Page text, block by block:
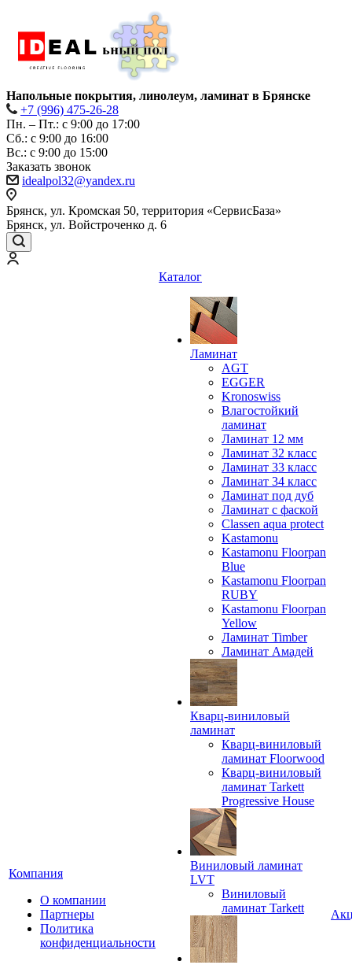
Напольные покрытия, линолеум, ламинат в Брянске
+7 (996) 475-26-28
Пн. – Пт.: с 9:00 до 17:00
Сб.: с 9:00 до 16:00
Bc.: с 9:00 до 15:00
Заказать звонок
idealpol32@yandex.ru
Брянск, ул. Кромская 50, территория «СервисБаза»
Брянск, ул. Войстроченко д. 6
Компания
О компании
Партнеры
Политика
конфиденциальности
Каталог
Ламинат
AGT
EGGER
Kronoswiss
Влагостойкий
ламинат
Ламинат 12 мм
Ламинат 32 класс
Ламинат 33 класс
Ламинат 34 класс
Ламинат под дуб
Ламинат с фаской
Classen aqua protect
Kastamonu
Kastamonu Floorpan
Blue
Kastamonu Floorpan
RUBY
Kastamonu Floorpan
Yellow
Ламинат Timber
Ламинат Амадей
Кварц-виниловый
ламинат
Кварц-виниловый
ламинат Floorwood
Кварц-виниловый
ламинат Tarkett
Progressive House
Виниловый ламинат
LVT
Виниловый
ламинат Tarkett